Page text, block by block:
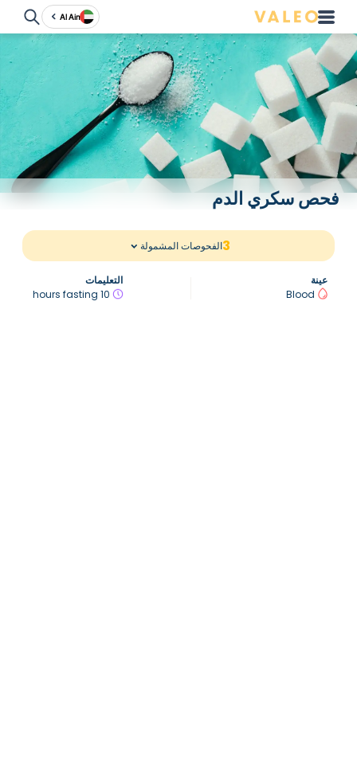
Al Ain
فحص سكري الدم
3الفحوصات المشمولة
عينة
Blood
التعليمات
10 hours fasting